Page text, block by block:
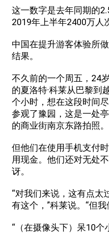
这一数字是去年同期的
2019年上半年2400万人
中国在提升游客体验所
结果。
不久前的一个周五，24
的夏洛特·科莱从巴黎到
个小时，想在这段时间
参观了豫园，这是一处
的商业街南京东路拍照。
但他们在使用手机支付
用现金。他们还对无处
讶。
“对我们来说，这有点太
有这个，”科莱说。“但
“（在摄像头下）呆10个